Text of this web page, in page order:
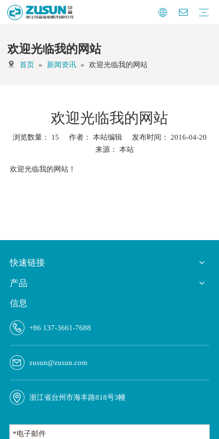
欢迎光临我的网站
首页 » 新闻资讯 » 欢迎光临我的网站
欢迎光临我的网站
浏览数量： 15 作者： 本站编辑 发布时间： 2016-04-20
来源： 本站
["wechat","weibo","qzone","douban","email"]
欢迎光临我的网站！
快速链接
产品
信息
+86 137-3661-7688
zusun@zusun.com
浙江省台州市海丰路818号3幢